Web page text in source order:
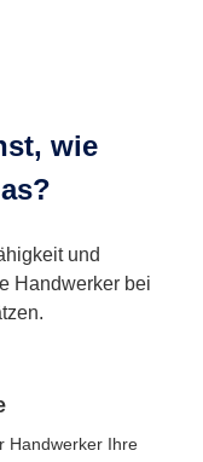
wie
und
Handwerker bei
Handwerker Ihre